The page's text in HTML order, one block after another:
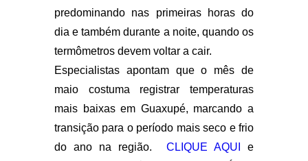
predominando nas primeiras horas do
dia e também durante a noite, quando os
termômetros devem voltar a cair.
Especialistas apontam que o mês de
maio costuma registrar temperaturas
mais baixas em Guaxupé, marcando a
transição para o período mais seco e frio
do ano na região. CLIQUE AQUI
e